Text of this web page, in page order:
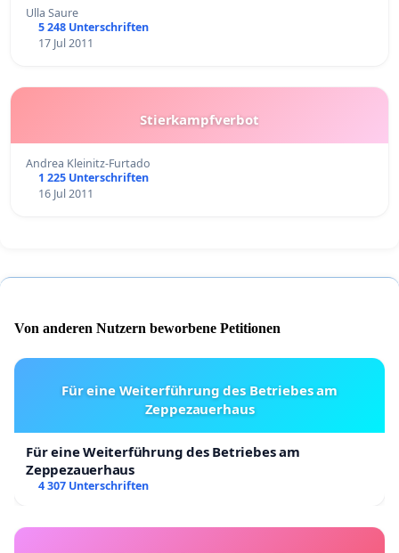
Ulla Saure
5 248 Unterschriften
17 Jul 2011
Stierkampfverbot
Andrea Kleinitz-Furtado
1 225 Unterschriften
16 Jul 2011
Von anderen Nutzern beworbene Petitionen
Für eine Weiterführung des Betriebes am
Zeppezauerhaus
Für eine Weiterführung des Betriebes am
Zeppezauerhaus
4 307 Unterschriften